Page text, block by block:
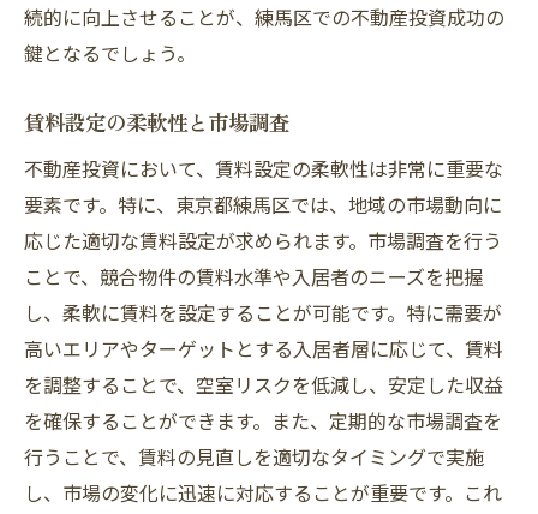
続的に向上させることが、練馬区での不動産投資成功の
鍵となるでしょう。
賃料設定の柔軟性と市場調査
不動産投資において、賃料設定の柔軟性は非常に重要な
要素です。特に、東京都練馬区では、地域の市場動向に
応じた適切な賃料設定が求められます。市場調査を行う
ことで、競合物件の賃料水準や入居者のニーズを把握
し、柔軟に賃料を設定することが可能です。特に需要が
高いエリアやターゲットとする入居者層に応じて、賃料
を調整することで、空室リスクを低減し、安定した収益
を確保することができます。また、定期的な市場調査を
行うことで、賃料の見直しを適切なタイミングで実施
し、市場の変化に迅速に対応することが重要です。これ